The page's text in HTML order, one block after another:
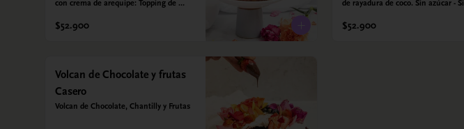
con crema de arequipe: Topping de
gluten - Apta para diabéticos. Hechos
$52.900
de rayadura de coco. Sin azúcar -
con harina quinoa, arroz y
$52.900
Volcan de Chocolate y frutas
Casero
Volcan de Chocolate, Chantilly y Frutas